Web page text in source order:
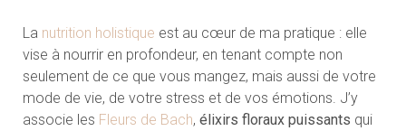
La nutrition holistique est au cœur de ma pratique : elle
vise à nourrir en profondeur, en tenant compte non
seulement de ce que vous mangez, mais aussi de votre
mode de vie, de votre stress et de vos émotions. J’y
associe les Fleurs de Bach, élixirs floraux puissants qui